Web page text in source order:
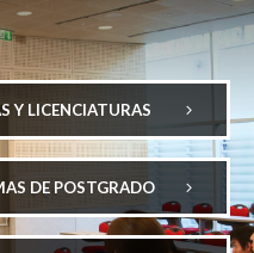
Y LICENCIATURAS
DE POSTGRADO